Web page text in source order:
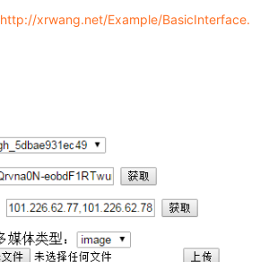
http://xrwang.net/Example/BasicInterface.